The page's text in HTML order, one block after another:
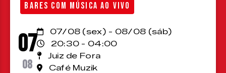
BARES COM MÚSICA AO VIVO
07
08
07/08 (sex) - 08/08 (sáb)
20:30 - 04:00
Juiz de Fora
Café Muzik